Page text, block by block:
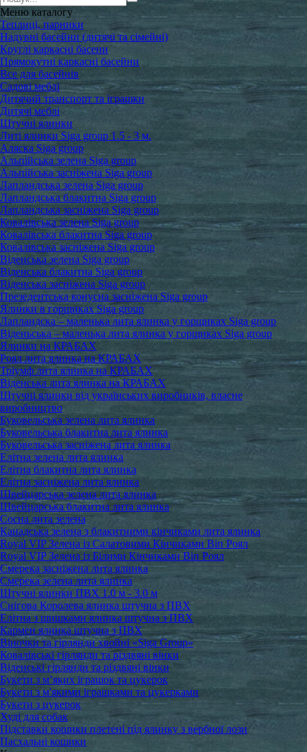
Меню каталогу
Теплиці, парники
Надувні басейни (дитячі та сімейні)
Круглі каркасні басени
Прямокутні каркасні басейни
Все для басейнів
Садові меблі
Дитячий транспорт та іграшки
Дитячі меблі
Штучні ялинки
Литі ялинки Siga group 1.5 - 3 м.
Аляска Siga group
Альпійська зелена Siga group
Альпійська засніжена Siga group
Лапландська зелена Siga group
Лапландська блакитна Siga group
Лапландська засніжена Siga group
Ковалівська зелена Siga group
Ковалівська блакитна Siga group
Ковалівська засніжена Siga group
Віденська зелена Siga group
Віденська блакитна Siga group
Віденська засніжена Siga group
Презедентська конусна засніжена Siga group
Ялинки в горщиках Siga group
Лапландска – маленька лита ялинка у горщиках Siga group
Віденьська – маленька лита ялинка у горщиках Siga group
Ялинки на КРАБАХ
Роял лита ялинка на КРАБАХ
Тріумф лита ялинка на КРАБАХ
Віденська лита ялинка на КРАБАХ
Штучні ялинки від українських виробників, власне
виробництво
Буковельська зелена лита ялинка
Буковельська блакитна лита ялинка
Буковельська засніжена лита ялинка
Елітна зелена лита ялинка
Елітна блакитна лита ялинка
Елітна засніжена лита ялинка
Швейцарська зелена лита ялинка
Швейцарська блакитна лита ялинка
Сосна лита зелена
Канадська зелена з блакитними кінчиками лита ялинка
Royal VIP Зелена із Салатовими Кінчиками Віп Роял
Royal VIP Зелена із Білими Кінчиками Віп Роял
Смерека засніжена лита ялинка
Смерека зелена лита ялинка
Штучні ялинки ПВХ 1.0 м - 3.0 м
Снігова Королева ялинка штучна з ПВХ
Елітна з шишками ялинка штучна з ПВХ
Кармен ялинка штучна з ПВХ
Віночки та гірлянди хвойні «Siga Group»
Ковалівські гірлянди та різдвяні вінки
Віденські гірлянди та різдвяні вінки
Букети з м’яких іграшок та цукерок
Букети з м'якими іграшками та цукерками
Букети з цукерок
Худі для собак
Підставки кошики плетені під ялинку з вербної лози
Пасхальні кошики